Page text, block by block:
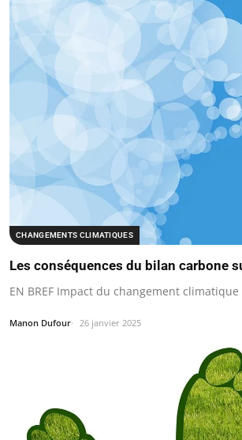
CHANGEMENTS CLIMATIQUES
Les conséquences du bilan carbone
EN BREF Impact du changement
Manon Dufour 26 janvier 2025